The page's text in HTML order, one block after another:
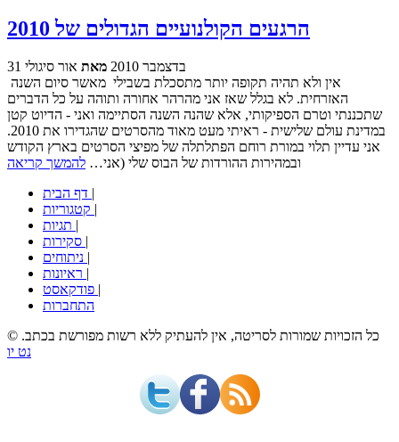
הרגעים הקולנועיים הגדולים של 2010
31 בדצמבר 2010 מאת אור סיגולי
האזרחית. לא בגלל שאז אני מהרהר אחורה ותוהה על כל הדברים
שתכננתי וטרם הספיקותי, אלא שהנה השנה הסתיימה ואני - הדיוט קטן
במדינת עולם שלישית - ראיתי מעט מאוד מהסרטים שהגדירו את 2010.
אני עדיין תלוי במורת רוחם הפתלתלה של מפיצי הסרטים בארץ הקודש
ובמהירות ההורדות של הבוס שלי (אני… להמשך קריאה
|
|
|
|
|
|
|
התחברות
© כל הזכויות שמורות לסריטה, אין להעתיק ללא רשות מפורשת בכתב.
נט יו